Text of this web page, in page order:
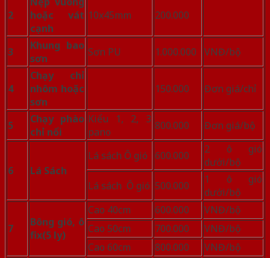
2
hoặc vát
cạnh
10x45mm 200.000
3
Khung bao
sơn
Sơn PU 1.000.000 VNĐ/bộ
4
Chạy chỉ
nhôm hoặc
sơn
150.000 Đơn giá/chỉ
5
Chạy phào
chỉ nổi
Kiểu 1, 2, 3
pano
800.000 Đơn giá/bộ
6 Lá Sách
Lá sách Ô gió 600.000
2 ô gió
dưới/bộ
Lá sách Ô gió 500.000
1 ô gió
dưới/bộ
7
Bông gió, ô
fix(5 ly)
Cao 40cm 600.000
VNĐ/bộ
Cao 50cm
700.000
VNĐ/bộ
Cao 60cm
800.000 VNĐ/bộ